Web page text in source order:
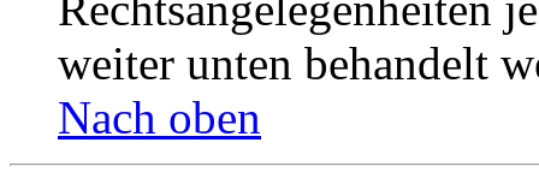
weiter unten behandelt
Nach oben